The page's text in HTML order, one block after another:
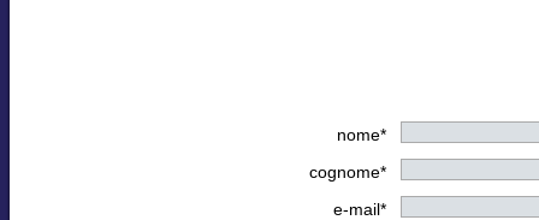
nome*
cognome*
e-mail*